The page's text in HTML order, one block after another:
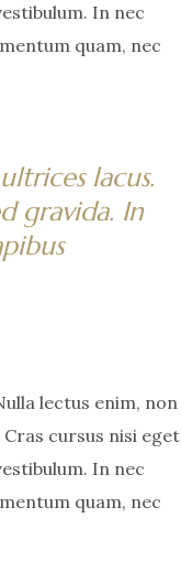
In nec
quam, nec
lacus.
gravida. In
lectus enim, non
cursus nisi eget
In nec
quam, nec